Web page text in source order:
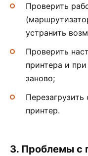
Проверить
устранить
Проверить
принтера и
заново;
принтер.
3. Проблемы с